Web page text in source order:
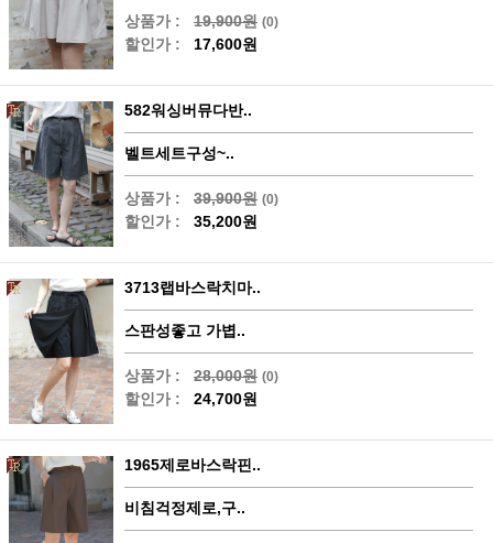
상품가 : 19,900원 (0)
할인가 : 17,600원
582워싱버뮤다반..
벨트세트구성~..
상품가 : 39,900원 (0)
할인가 : 35,200원
3713랩바스락치마..
스판성좋고 가볍..
상품가 : 28,000원 (0)
할인가 : 24,700원
1965제로바스락핀..
비침걱정제로,구..